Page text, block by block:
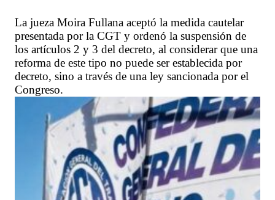
La jueza Moira Fullana aceptó la medida cautelar
presentada por la CGT y ordenó la suspensión de
los artículos 2 y 3 del decreto, al considerar que una
reforma de este tipo no puede ser establecida por
decreto, sino a través de una ley sancionada por el
Congreso.